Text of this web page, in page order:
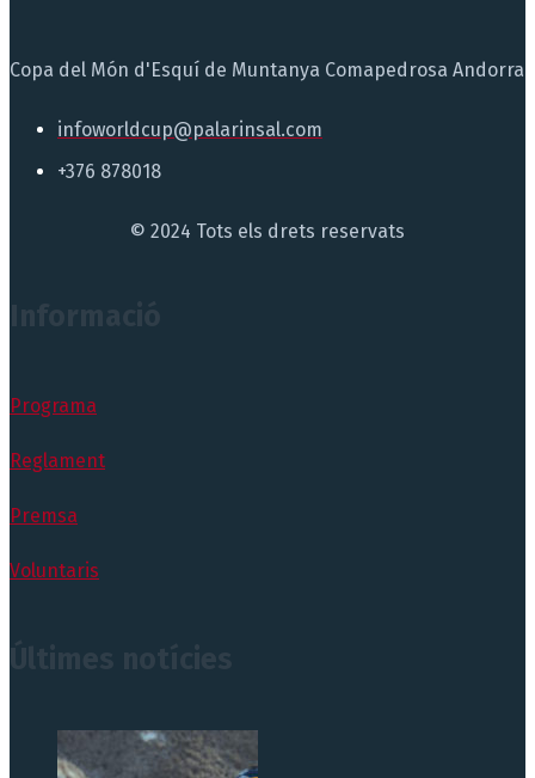
Copa del Món d'Esquí de Muntanya Comapedrosa Andorra
infoworldcup@palarinsal.com
+376 878018
© 2024 Tots els drets reservats
Programa
Reglament
Premsa
Voluntaris